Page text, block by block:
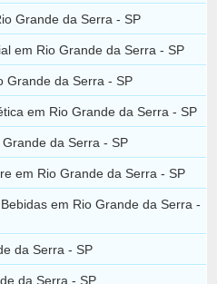
Grande da Serra - SP
em Rio Grande da Serra - SP
Grande da Serra - SP
em Rio Grande da Serra - SP
da Serra - SP
em Rio Grande da Serra - SP
em Rio Grande da Serra -
da Serra - SP
da Serra - SP